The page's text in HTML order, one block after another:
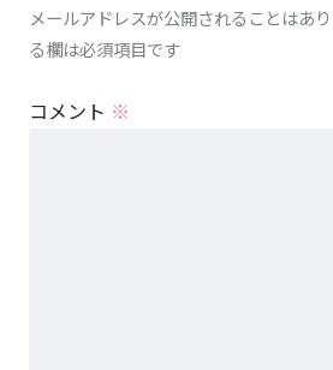
メールアドレスが公開されることはあり
る欄は必須項目です
コメント ※